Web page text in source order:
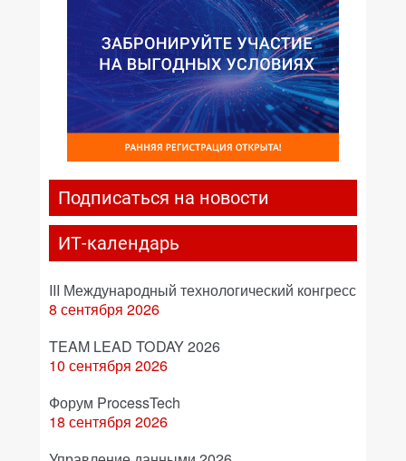
Подписаться на новости
ИТ-календарь
III Международный технологический конгресс
8 сентября 2026
TEAM LEAD TODAY 2026
10 сентября 2026
Форум ProcessTech
18 сентября 2026